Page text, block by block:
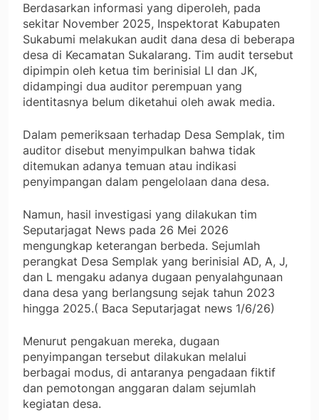
Berdasarkan informasi yang diperoleh, pada
sekitar November 2025, Inspektorat Kabupaten
Sukabumi melakukan audit dana desa di beberapa
desa di Kecamatan Sukalarang. Tim audit tersebut
dipimpin oleh ketua tim berinisial LI dan JK,
didampingi dua auditor perempuan yang
identitasnya belum diketahui oleh awak media.
Dalam pemeriksaan terhadap Desa Semplak, tim
auditor disebut menyimpulkan bahwa tidak
ditemukan adanya temuan atau indikasi
penyimpangan dalam pengelolaan dana desa.
Namun, hasil investigasi yang dilakukan tim
Seputarjagat News pada 26 Mei 2026
mengungkap keterangan berbeda. Sejumlah
perangkat Desa Semplak yang berinisial AD, A, J,
dan L mengaku adanya dugaan penyalahgunaan
dana desa yang berlangsung sejak tahun 2023
hingga 2025.( Baca Seputarjagat news 1/6/26)
Menurut pengakuan mereka, dugaan
penyimpangan tersebut dilakukan melalui
berbagai modus, di antaranya pengadaan fiktif
dan pemotongan anggaran dalam sejumlah
kegiatan desa.